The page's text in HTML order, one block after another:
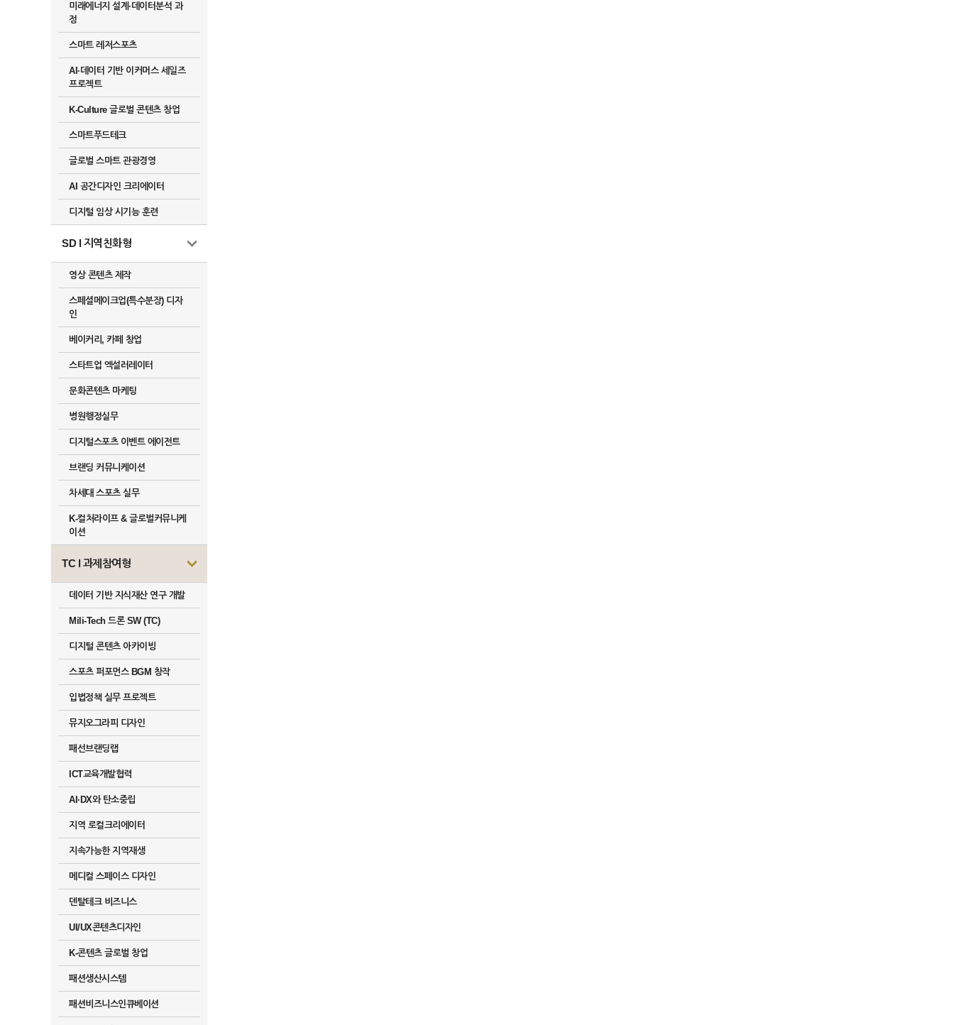
미래에너지 설계·데이터분석 과
정
스마트 레저스포츠
AI·데이터 기반 이커머스 세일즈
프로젝트
K-Culture 글로벌 콘텐츠 창업
스마트푸드테크
글로벌 스마트 관광경영
AI 공간디자인 크리에이터
디지털 임상 시기능 훈련
SD l 지역친화형
영상 콘텐츠 제작
스페셜메이크업(특수분장) 디자
인
베이커리, 카페 창업
스타트업 엑설러레이터
문화콘텐츠 마케팅
병원행정실무
디지털스포츠 이벤트 에이전트
브랜딩 커뮤니케이션
차세대 스포츠 실무
K-컬처라이프 & 글로벌커뮤니케
이션
TC l 과제참여형
데이터 기반 지식재산 연구 개발
Mili-Tech 드론 SW (TC)
디지털 콘텐츠 아카이빙
스포츠 퍼포먼스 BGM 창작
입법정책 실무 프로젝트
뮤지오그라피 디자인
패선브랜딩랩
ICT교육개발협력
AI·DX와 탄소중립
지역 로컬크리에이터
지속가능한 지역재생
메디컬 스페이스 디자인
덴탈테크 비즈니스
UI/UX콘텐츠디자인
K-콘텐츠 글로벌 창업
패션생산시스템
패션비즈니스인큐베이션